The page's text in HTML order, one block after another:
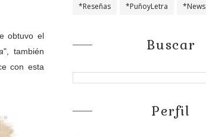
obtuvo el
", también
con esta
*Reseñas *PuñoyLetra *News
Buscar
Perfil